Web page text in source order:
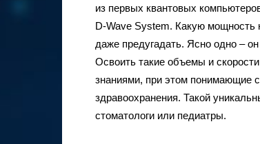
из первых квантовых
D-Wave System. Какую мощность
даже предугадать. Ясно одно –
Освоить такие объемы и
знаниями, при этом понимающие
здравоохранения. Такой
стоматологи или педиатры.